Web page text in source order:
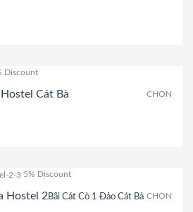
Discount
CHỌN
Cát Bà
5% Discount
CHỌN
Hostel 2Bãi Cát Cò 1 Đảo Cát Bà